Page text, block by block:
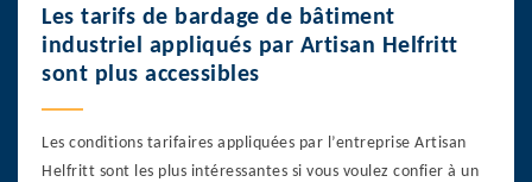
Les tarifs de bardage de bâtiment
industriel appliqués par Artisan Helfritt
sont plus accessibles
Les conditions tarifaires appliquées par l’entreprise Artisan
Helfritt sont les plus intéressantes si vous voulez confier à un